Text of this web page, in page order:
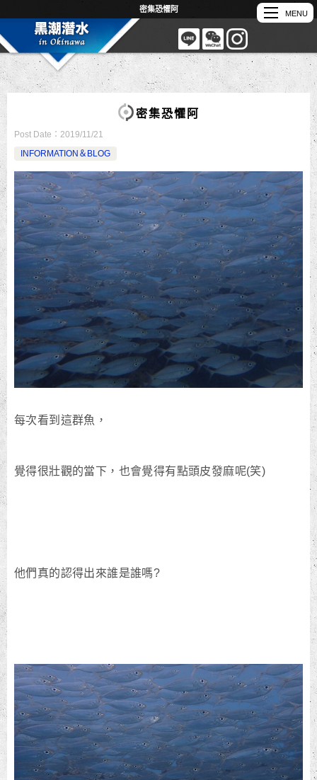
密集恐懼阿
密集恐懼阿
Post Date： 2019/11/21
INFORMATION＆BLOG
每次看到這群魚，
覺得很壯觀的當下，也會覺得有點頭皮發麻呢(笑)
他們真的認得出來誰是誰嗎?